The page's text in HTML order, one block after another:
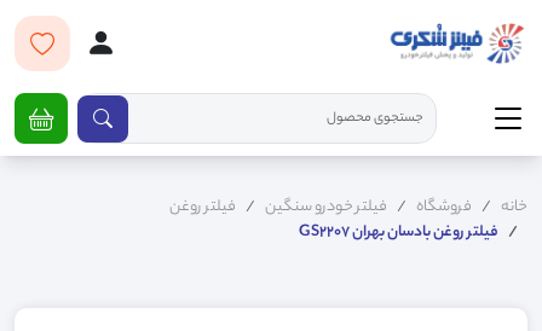
خانه فروشگاه فیلتر خودرو سنگین
فیلتر روغن
فیلتر روغن بادسان بهران GS2207